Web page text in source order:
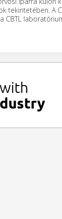
tekintetében. A